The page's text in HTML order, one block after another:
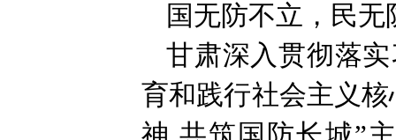
国无防不立，民无
甘肃深入贯彻落
育和践行社会主义